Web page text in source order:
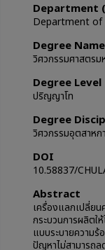
Department
Department of
Degree Name
วิศวกรรมศาสตร
Degree Level
ปริญญาโท
Degree
วิศวกรรมอุตสาหก
DOI
10.58837/
Abstract
เครื่องแลกเปลี่ย
กระบวนการผลิตใ
แบบระบายความ
ปัญหาไม่สามารถล